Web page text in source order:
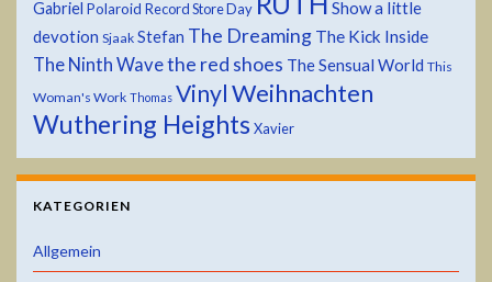
Gabriel Polaroid Record Store Day
Show a little
devotion Sjaak Stefan The Dreaming The Kick Inside
The Ninth Wavethe red shoes The Sensual World This
Woman's Work Thomas VinylWeihnachten
Wuthering Heights Xavier
KATEGORIEN
Allgemein